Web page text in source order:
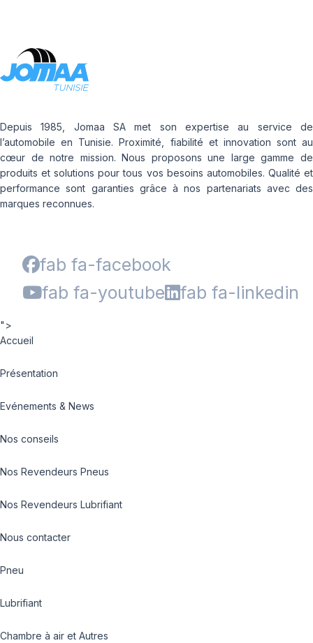
Depuis 1985, Jomaa SA met son expertise au service de
l’automobile en Tunisie. Proximité, fiabilité et innovation sont au
cœur de notre mission. Nous proposons une large gamme de
produits et solutions pour tous vos besoins automobiles. Qualité et
performance sont garanties grâce à nos partenariats avec des
marques reconnues.
fab fa-facebook
fab fa-youtube
fab fa-linkedin
">
Accueil
Présentation
Evénements & News
Nos conseils
Nos Revendeurs Pneus
Nos Revendeurs Lubrifiant
Nous contacter
Pneu
Lubrifiant
Chambre à air et Autres